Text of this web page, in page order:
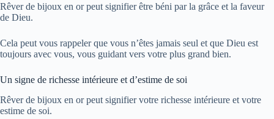
Rêver de bijoux en or peut signifier être béni par la grâce et la faveur
de Dieu.
Cela peut vous rappeler que vous n’êtes jamais seul et que Dieu est
toujours avec vous, vous guidant vers votre plus grand bien.
Un signe de richesse intérieure et d’estime de soi
Rêver de bijoux en or peut signifier votre richesse intérieure et votre
estime de soi.